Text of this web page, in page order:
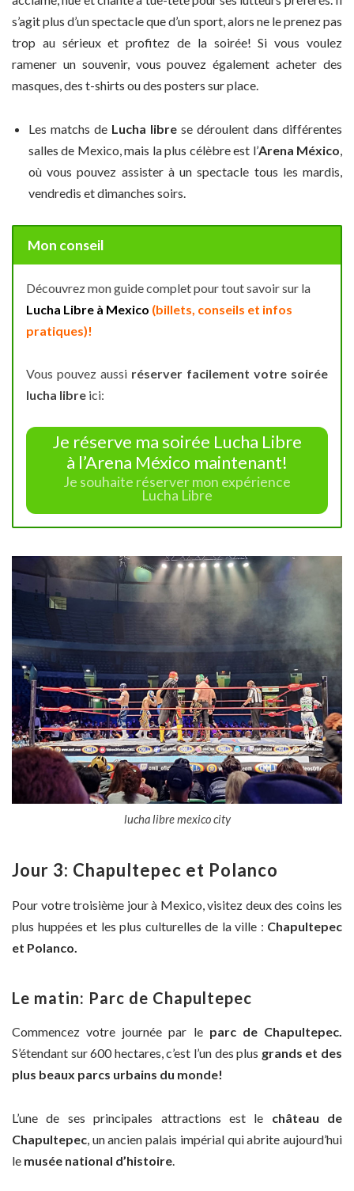
s’agit plus d’un spectacle que d’un sport, alors ne le prenez pas
trop au sérieux et profitez de la soirée! Si vous voulez
ramener un souvenir, vous pouvez également acheter des
masques, des t-shirts ou des posters sur place.
Les matchs de Lucha libre se déroulent dans différentes
salles de Mexico, mais la plus célèbre est l’Arena México
où vous pouvez assister à un spectacle tous les mardis,
vendredis et dimanches soirs.
Mon conseil
Découvrez mon guide complet pour tout savoir sur la
Lucha Libre à Mexico (billets, conseils et infos
pratiques)!
Vous pouvez aussi réserver facilement votre soirée
lucha libre ici:
Je réserve ma soirée Lucha Libre
à l’Arena México maintenant!
Je souhaite réserver mon expérience
Lucha Libre
lucha libre mexico city
Jour 3: Chapultepec et Polanco
Pour votre troisième jour à Mexico, visitez deux des coins les
plus huppées et les plus culturelles de la ville : Chapultepec
et Polanco.
Le matin: Parc de Chapultepec
Commencez votre journée par le parc de Chapultepec.
S’étendant sur 600 hectares, c’est l’un des plus grands et des
plus beaux parcs urbains du monde!
L’une de ses principales attractions est le château de
Chapultepec, un ancien palais impérial qui abrite aujourd’hui
le musée national d’histoire.